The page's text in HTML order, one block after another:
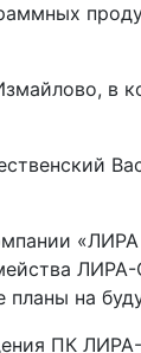
в
планы на
ПК